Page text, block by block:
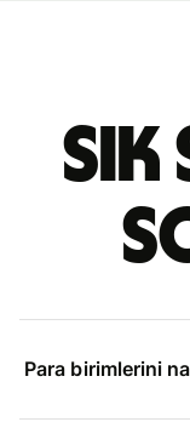
Para birimlerini